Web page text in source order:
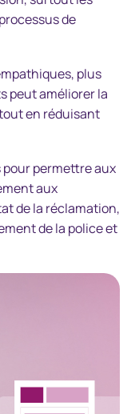
de
plus
peut améliorer la
en réduisant
permettre aux
aux
de la réclamation,
de la police et